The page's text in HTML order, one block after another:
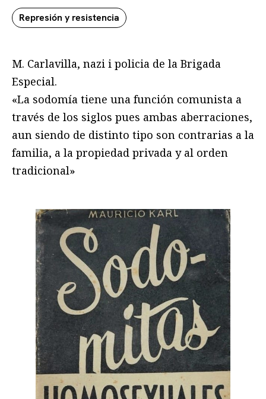
Represión y resistencia
M. Carlavilla, nazi i policia de la Brigada
Especial.
«La sodomía tiene una función comunista a
través de los siglos pues ambas aberraciones,
aun siendo de distinto tipo son contrarias a la
familia, a la propiedad privada y al orden
tradicional»